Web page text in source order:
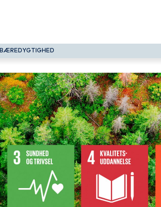
BÆREDYGTIGHED